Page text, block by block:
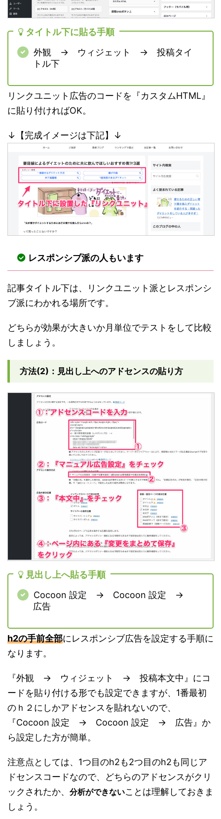
タイトル下に貼る手順
外観 → ウィジェット → 投稿タイ
トル下
リンクユニット広告のコードを『カスタムHTML』
に貼り付ければOK。
↓【完成イメージは下記】↓
レスポンシブ派の人もいます
記事タイトル下は、リンクユニット派とレスポンシ
ブ派にわかれる場所です。
どちらが効果が大きいか月単位でテストをして比較
しましょう。
方法(2)：見出し上へのアドセンスの貼り方
見出し上へ貼る手順
Cocoon 設定 → Cocoon 設定 →
広告
h2の手前全部にレスポンシブ広告を設定する手順に
なります。
『外観 → ウィジェット → 投稿本文中』にコ
ードを貼り付ける形でも設定できますが、1番最初
のｈ２にしかアドセンスを貼れないので、
『Cocoon 設定 → Cocoon 設定 → 広告』か
ら設定した方が簡単。
注意点としては、1つ目のh2も2つ目のh2も同じア
ドセンスコードなので、どちらのアドセンスがクリ
ックされたか、 分析ができないことは理解しておきま
しょう。